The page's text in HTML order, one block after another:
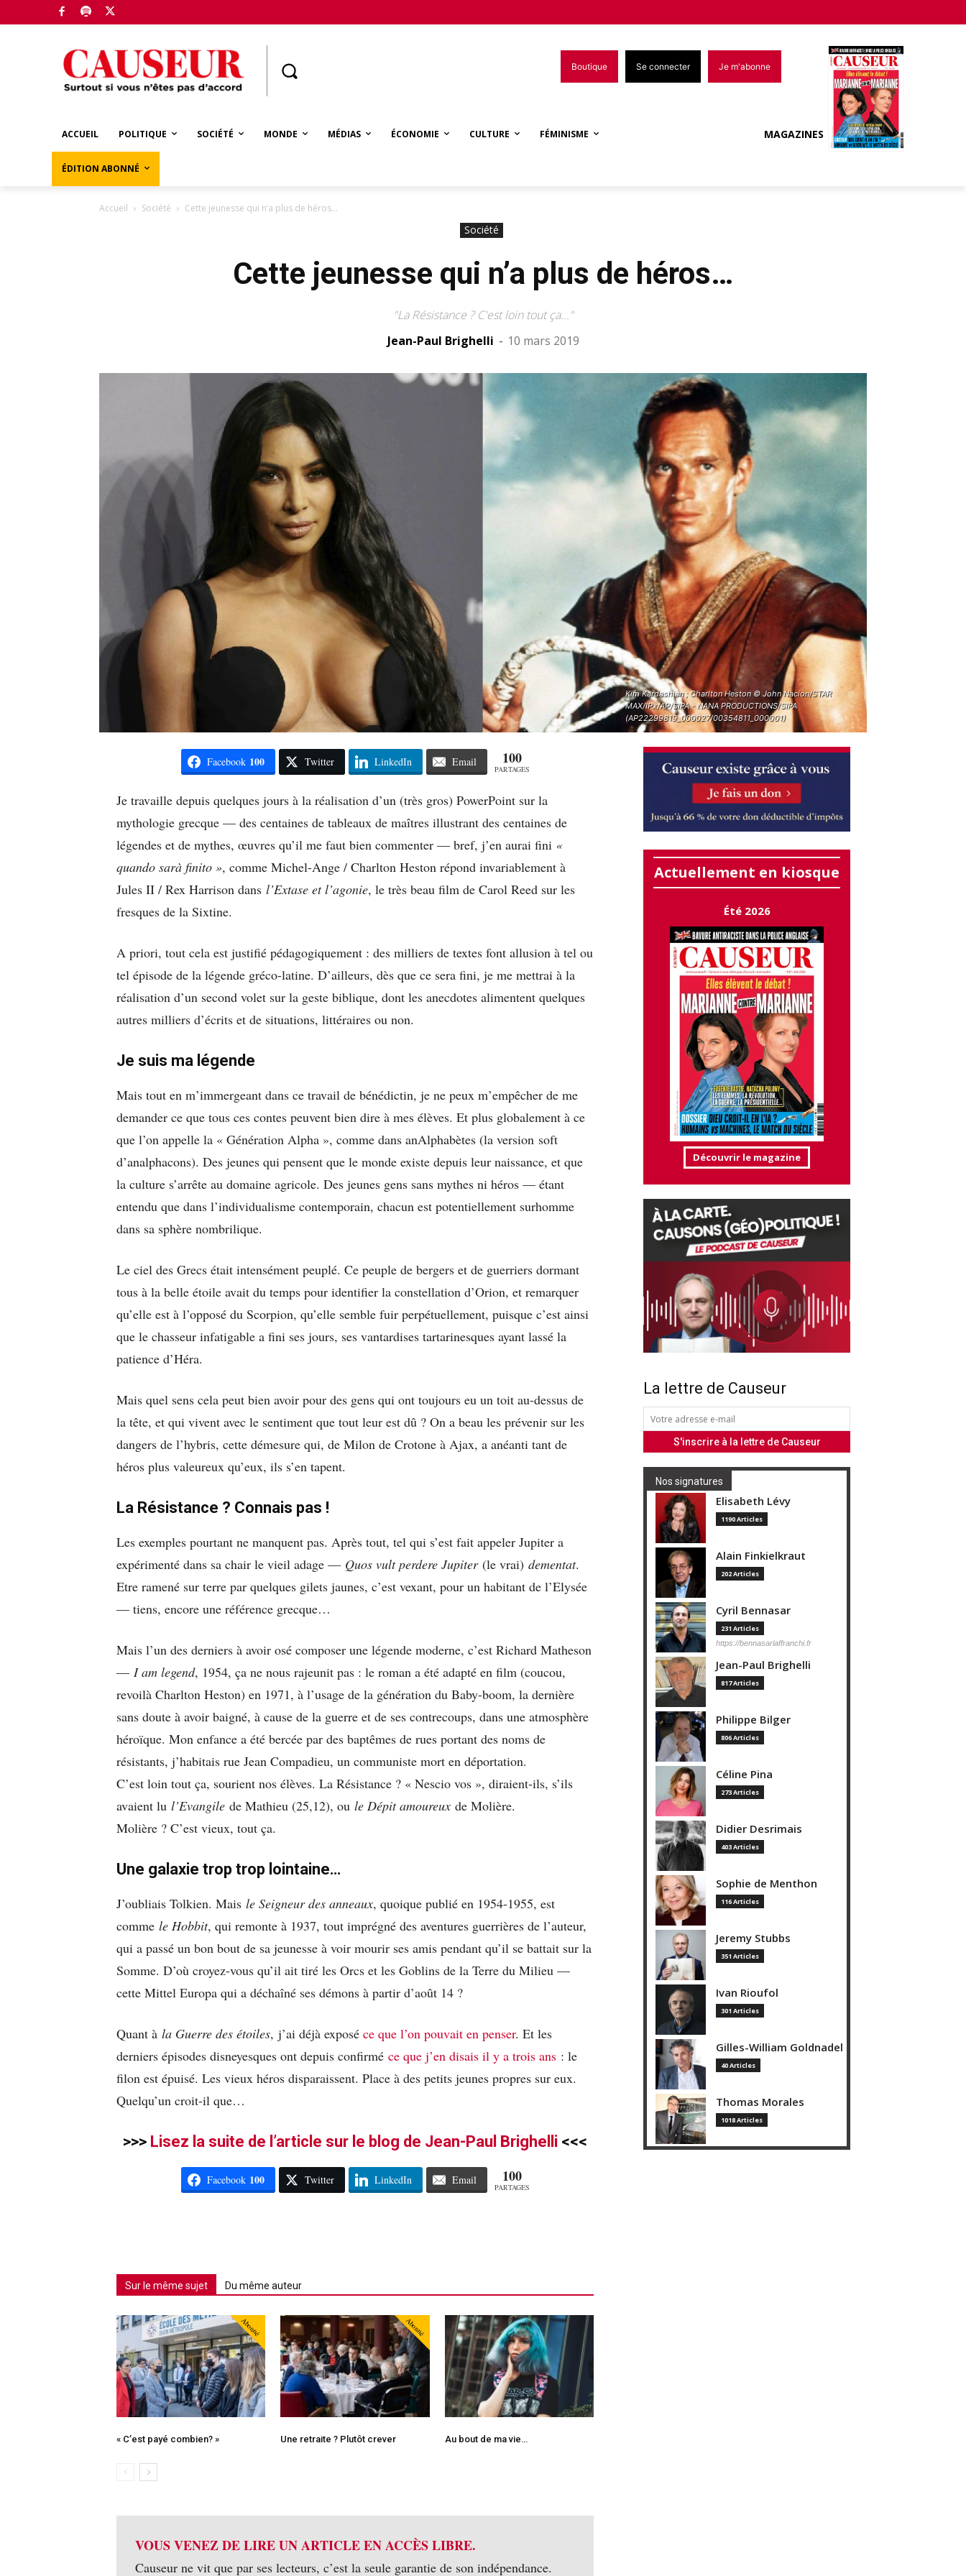
Boutique Se connecter Je m'abonne
ACCUEIL POLITIQUE SOCIÉTÉ MONDE MÉDIAS ÉCONOMIE CULTURE FÉMINISME
ÉDITION ABONNÉ
MAGAZINES
Accueil Société Cette jeunesse qui n’a plus de héros…
Société
Cette jeunesse qui n’a plus de héros…
"La Résistance ? C'est loin tout ça..."
Jean-Paul Brighelli - 10 mars 2019
Kim Kardashian ; Charlton Heston © John Nacion/STAR
MAX/IPx/AP/SIPA - NANA PRODUCTIONS/SIPA
(AP22299819_000027/00354811_000001)
Facebook 100 Twitter LinkedIn Email 100
PARTAGES
Je travaille depuis quelques jours à la réalisation d’un (très gros) PowerPoint sur la
mythologie grecque — des centaines de tableaux de maîtres illustrant des centaines de
légendes et de mythes, œuvres qu’il me faut bien commenter — bref, j’en aurai fini «
quando sarà finito », comme Michel-Ange / Charlton Heston répond invariablement à
Jules II / Rex Harrison dans l’Extase et l’agonie, le très beau film de Carol Reed sur les
fresques de la Sixtine.
A priori, tout cela est justifié pédagogiquement : des milliers de textes font allusion à tel ou
tel épisode de la légende gréco-latine. D’ailleurs, dès que ce sera fini, je me mettrai à la
réalisation d’un second volet sur la geste biblique, dont les anecdotes alimentent quelques
autres milliers d’écrits et de situations, littéraires ou non.
Je suis ma légende
Mais tout en m’immergeant dans ce travail de bénédictin, je ne peux m’empêcher de me
demander ce que tous ces contes peuvent bien dire à mes élèves. Et plus globalement à ce
que l’on appelle la « Génération Alpha », comme dans anAlphabètes (la version soft
d’analphacons). Des jeunes qui pensent que le monde existe depuis leur naissance, et que
la culture s’arrête au domaine agricole. Des jeunes gens sans mythes ni héros — étant
entendu que dans l’individualisme contemporain, chacun est potentiellement surhomme
dans sa sphère nombrilique.
Le ciel des Grecs était intensément peuplé. Ce peuple de bergers et de guerriers dormant
tous à la belle étoile avait du temps pour identifier la constellation d’Orion, et remarquer
qu’elle est à l’opposé du Scorpion, qu’elle semble fuir perpétuellement, puisque c’est ainsi
que le chasseur infatigable a fini ses jours, ses vantardises tartarinesques ayant lassé la
patience d’Héra.
Mais quel sens cela peut bien avoir pour des gens qui ont toujours eu un toit au-dessus de
la tête, et qui vivent avec le sentiment que tout leur est dû ? On a beau les prévenir sur les
dangers de l’hybris, cette démesure qui, de Milon de Crotone à Ajax, a anéanti tant de
héros plus valeureux qu’eux, ils s’en tapent.
La Résistance ? Connais pas !
Les exemples pourtant ne manquent pas. Après tout, tel qui s’est fait appeler Jupiter a
expérimenté dans sa chair le vieil adage — Quos vult perdere Jupiter(le vrai) dementat.
Etre ramené sur terre par quelques gilets jaunes, c’est vexant, pour un habitant de l’Elysée
— tiens, encore une référence grecque…
Mais l’un des derniers à avoir osé composer une légende moderne, c’est Richard Matheson
— I am legend, 1954, ça ne nous rajeunit pas : le roman a été adapté en film (coucou,
revoilà Charlton Heston) en 1971, à l’usage de la génération du Baby-boom, la dernière
sans doute à avoir baigné, à cause de la guerre et de ses contrecoups, dans une atmosphère
héroïque. Mon enfance a été bercée par des baptêmes de rues portant des noms de
résistants, j’habitais rue Jean Compadieu, un communiste mort en déportation.
C’est loin tout ça, sourient nos élèves. La Résistance ? « Nescio vos », diraient-ils, s’ils
avaient lu l’Evangile de Mathieu (25,12), ou le Dépit amoureux de Molière.
Molière ? C’est vieux, tout ça.
Une galaxie trop trop lointaine…
J’oubliais Tolkien. Mais le Seigneur des anneaux, quoique publié en 1954-1955, est
comme le Hobbit, qui remonte à 1937, tout imprégné des aventures guerrières de l’auteur,
qui a passé un bon bout de sa jeunesse à voir mourir ses amis pendant qu’il se battait sur la
Somme. D’où croyez-vous qu’il ait tiré les Orcs et les Goblins de la Terre du Milieu —
cette Mittel Europa qui a déchaîné ses démons à partir d’août 14 ?
Quant à la Guerre des étoiles, j’ai déjà exposé ce que l’on pouvait en penser. Et les
derniers épisodes disneyesques ont depuis confirmé ce que j’en disais il y a trois ans : le
filon est épuisé. Les vieux héros disparaissent. Place à des petits jeunes propres sur eux.
Quelqu’un croit-il que…
>>> Lisez la suite de l’article sur le blog de Jean-Paul Brighelli <<<
Facebook 100 Twitter LinkedIn Email 100
PARTAGES
Sur le même sujet Du même auteur
Abonné
« C’est payé combien? »
Abonné
Une retraite ? Plutôt crever Au bout de ma vie…
VOUS VENEZ DE LIRE UN ARTICLE EN ACCÈS LIBRE.
Causeur ne vit que par ses lecteurs, c’est la seule garantie de son indépendance.
Actuellement en kiosque
Été 2026
Découvrir le magazine
La lettre de Causeur
Nos signatures
Elisabeth Lévy
1190 Articles
Alain Finkielkraut
202 Articles
Cyril Bennasar
231 Articles
https://bennasarlaffranchi.fr
Jean-Paul Brighelli
817 Articles
Philippe Bilger
806 Articles
Céline Pina
273 Articles
Didier Desrimais
403 Articles
Sophie de Menthon
116 Articles
Jeremy Stubbs
351 Articles
Ivan Rioufol
301 Articles
Gilles-William Goldnadel
40 Articles
Thomas Morales
1018 Articles